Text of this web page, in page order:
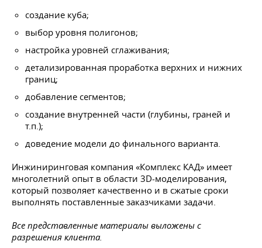
создание куба;
выбор уровня полигонов;
настройка уровней сглаживания;
детализированная проработка верхних и нижних
границ;
добавление сегментов;
создание внутренней части (глубины, граней и
т.п.);
доведение модели до финального варианта.
Инжиниринговая компания «Комплекс КАД» имеет
многолетний опыт в области 3D-моделирования,
который позволяет качественно и в сжатые сроки
выполнять поставленные заказчиками задачи.
Все представленные материалы выложены с
разрешения клиента.